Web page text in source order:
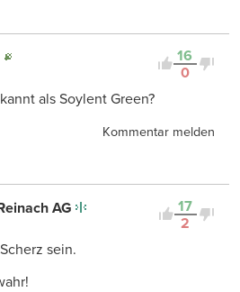
16
0
als Soylent Green?
Kommentar melden
17
2
AG
sein.